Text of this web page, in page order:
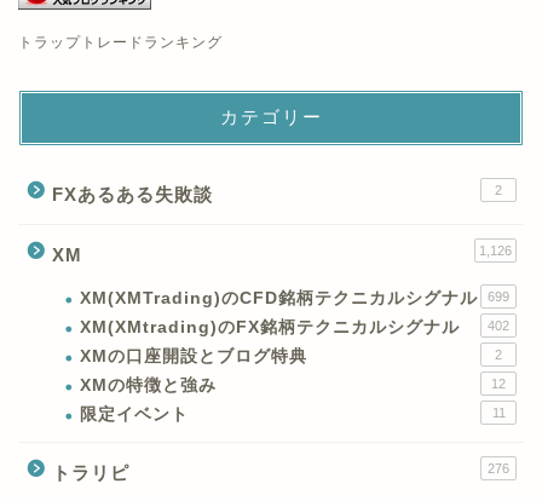
トラップトレードランキング
カテゴリー
FXあるある失敗談 2
XM 1,126
XM(XMTrading)のCFD銘柄テクニカルシグナル 699
XM(XMtrading)のFX銘柄テクニカルシグナル 402
XMの口座開設とブログ特典 2
XMの特徴と強み 12
限定イベント 11
トラリピ 276